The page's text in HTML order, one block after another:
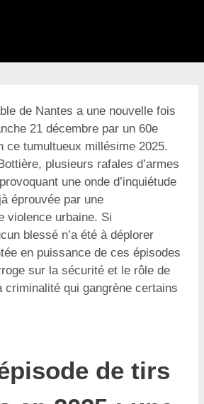
de Nantes a une nouvelle fois
21 décembre par un 60e
ce tumultueux millésime 2025.
plusieurs rafales d’armes
une onde d’inquiétude
éprouvée par une
violence urbaine. Si
blessé n’a été à déplorer
en puissance de ces épisodes
sur la sécurité et le rôle de
criminalité qui gangrène certains
de tirs